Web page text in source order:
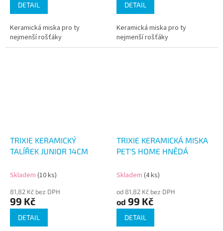
DETAIL
Keramická miska pro ty
nejmenší rošťáky
DETAIL
Keramická miska pro ty
nejmenší rošťáky
TRIXIE KERAMICKÝ
TALÍŘEK JUNIOR 14CM
Skladem (10 ks)
81,82 Kč bez DPH
99 Kč
DETAIL
TRIXIE KERAMICKÁ MISKA
PET'S HOME HNĚDÁ
Skladem (4 ks)
od 81,82 Kč bez DPH
od 99 Kč
DETAIL